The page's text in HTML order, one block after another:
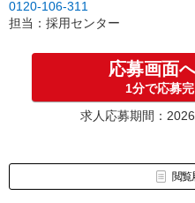
0120-106-311
担当：採用センター
応募画面
1分で応募
求人応募期間：
閲覧